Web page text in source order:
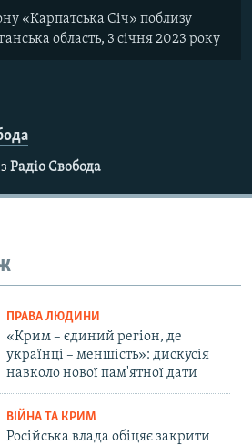
«Карпатська Січ» поблизу
область, 3 січня 2023 року
Радіо Свобода
ПРАВА ЛЮДИНИ
«Крим – єдиний регіон, де
українці – меншість»: дискусія
навколо нової пам'ятної дати
ВІЙНА ТА КРИМ
Російська влада обіцяє закрити